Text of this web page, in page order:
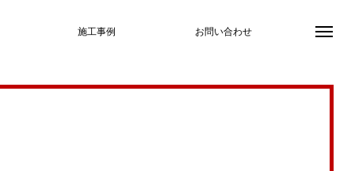
施工事例 お問い合わせ